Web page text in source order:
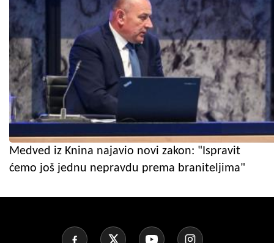
Medved iz Knina najavio novi zakon: "Ispravit
ćemo još jednu nepravdu prema braniteljima"